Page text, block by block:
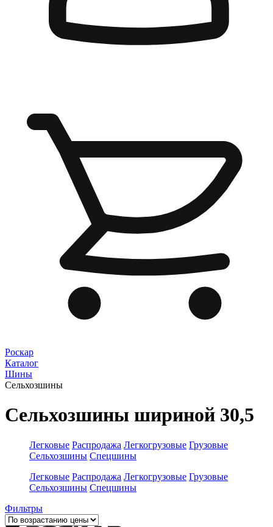
Роскар
Каталог
Шины
Сельхозшины
Сельхозшины шириной 30,5
Легковые Распродажа Легкогрузовые Грузовые
Сельхозшины Спецшины
Легковые Распродажа Легкогрузовые Грузовые
Сельхозшины Спецшины
Фильтры